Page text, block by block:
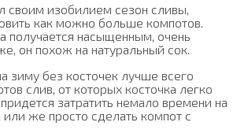
своим изобилием сезон сливы,
как можно больше компотов.
получается насыщенным, очень
он похож на натуральный сок.
зиму без косточек лучше всего
слив, от которых косточка легко
затратить немало времени на
или же просто сделать компот с